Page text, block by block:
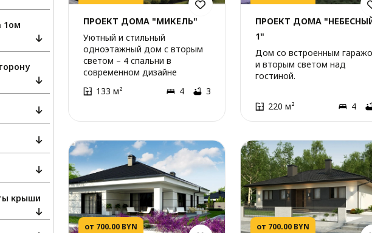
1ом
крыши
ПРОЕКТ ДОМА "МИКЕЛЬ"
Уютный и стильный
одноэтажный дом с вторым
светом – 4 спальни в
современном дизайне
133 м²
4 3
ПРОЕКТ ДОМА
1"
Дом со встроенным
и вторым светом над
гостиной.
220 м² 4
от 700.00 BYN от 700.00 BYN